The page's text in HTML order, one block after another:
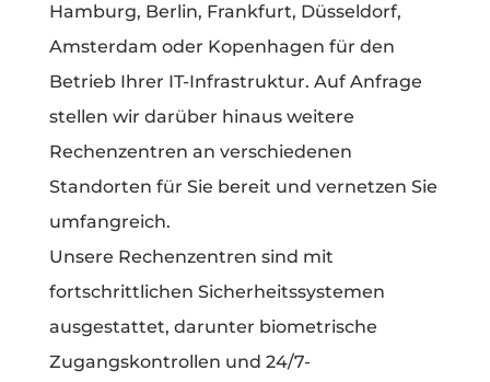
Hamburg, Berlin, Frankfurt, Düsseldorf,
Amsterdam oder Kopenhagen für den
Betrieb Ihrer IT-Infrastruktur. Auf Anfrage
stellen wir darüber hinaus weitere
Rechenzentren an verschiedenen
Standorten für Sie bereit und vernetzen Sie
umfangreich.
Unsere Rechenzentren sind mit
fortschrittlichen Sicherheitssystemen
ausgestattet, darunter biometrische
Zugangskontrollen und 24/7-